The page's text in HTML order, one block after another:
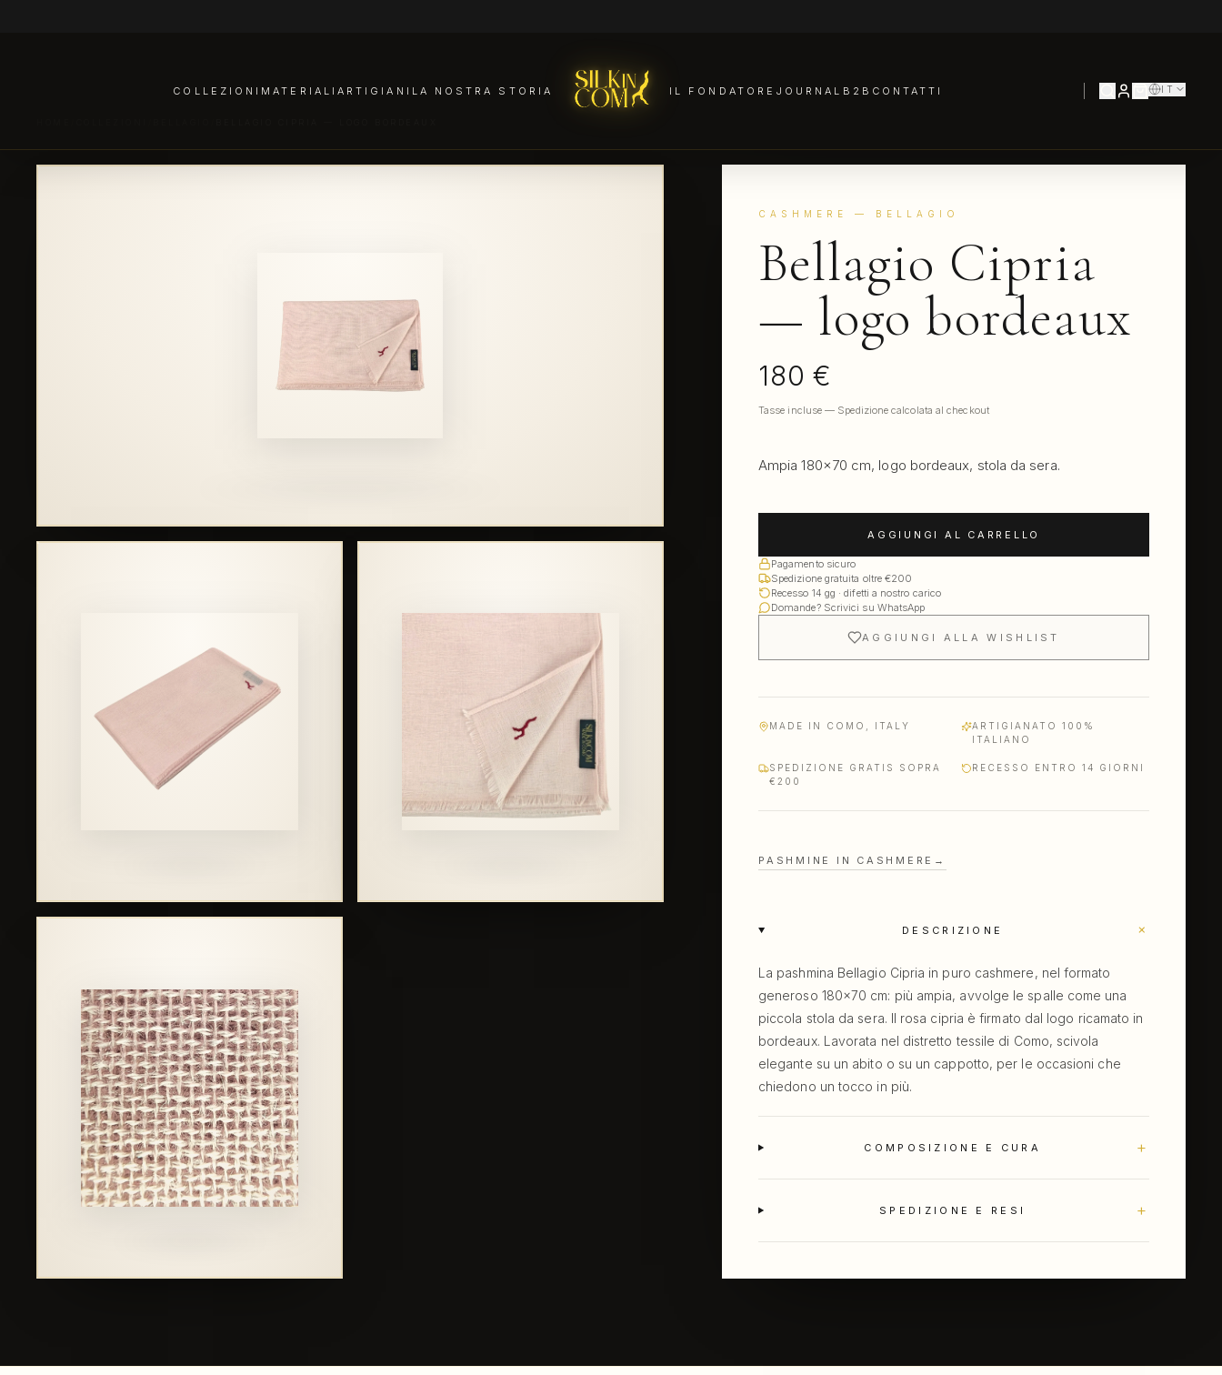
COLLEZIONI MATERIALI ARTIGIANI LA NOSTRA STORIA IL FONDATORE JOURNAL B2B CONTATTI IT
CASHMERE — BELLAGIO
Bellagio Cipria
— logo bordeaux
180 €
Tasse incluse — Spedizione calcolata al checkout
Ampia 180×70 cm, logo bordeaux, stola da sera.
AGGIUNGI AL CARRELLO
Pagamento sicuro
Spedizione gratuita oltre €200
Recesso 14 gg · difetti a nostro carico
Domande? Scrivici su WhatsApp
AGGIUNGI ALLA WISHLIST
MADE IN COMO, ITALY
ARTIGIANATO 100%
ITALIANO
SPEDIZIONE GRATIS SOPRA
€200
RECESSO ENTRO 14 GIORNI
PASHMINE IN CASHMERE →
DESCRIZIONE +
La pashmina Bellagio Cipria in puro cashmere, nel formato
generoso 180×70 cm: più ampia, avvolge le spalle come una
piccola stola da sera. Il rosa cipria è firmato dal logo ricamato in
bordeaux. Lavorata nel distretto tessile di Como, scivola
elegante su un abito o su un cappotto, per le occasioni che
chiedono un tocco in più.
COMPOSIZIONE E CURA +
SPEDIZIONE E RESI +